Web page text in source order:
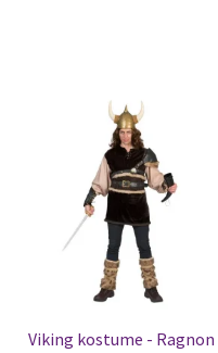
Viking kostume - Ragnon